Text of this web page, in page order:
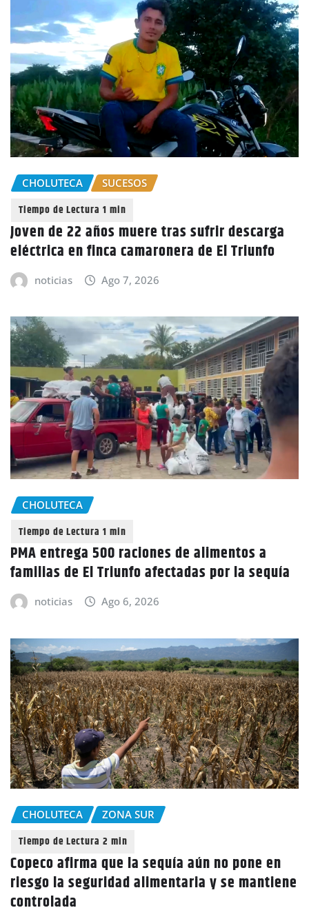
CHOLUTECA SUCESOS
Joven de 22 años muere tras sufrir descarga
eléctrica en finca camaronera de El Triunfo
noticias Ago 7, 2026
CHOLUTECA
PMA entrega 500 raciones de alimentos a
familias de El Triunfo afectadas por la sequía
noticias Ago 6, 2026
CHOLUTECA ZONA SUR
Copeco afirma que la sequía aún no pone en
riesgo la seguridad alimentaria y se mantiene
controlada